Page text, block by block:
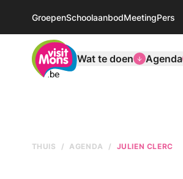
GroepenSchoolaanbodMeetingPers
VisitMons Logo
Wat te doen
Agenda
THUIS AGENDA JULIEN CLERC